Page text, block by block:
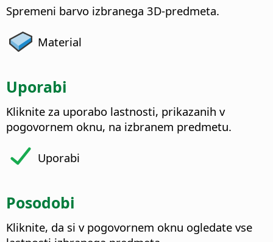
Spremeni barvo izbranega 3D-predmeta.
Material
Uporabi
Kliknite za uporabo lastnosti, prikazanih v
pogovornem oknu, na izbranem predmetu.
Uporabi
Posodobi
Kliknite, da si v pogovornem oknu ogledate vse